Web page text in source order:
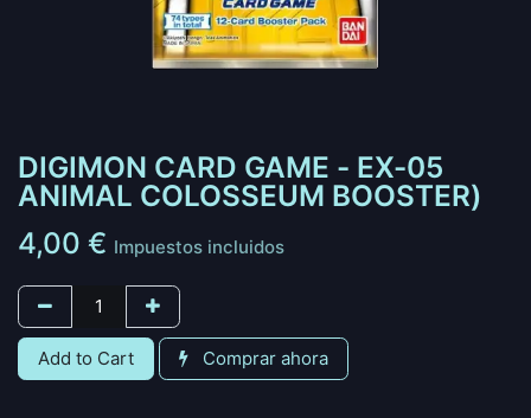
DIGIMON CARD GAME - EX-05
ANIMAL COLOSSEUM BOOSTER)
4,00 € Impuestos incluidos
Add to Cart Comprar ahora